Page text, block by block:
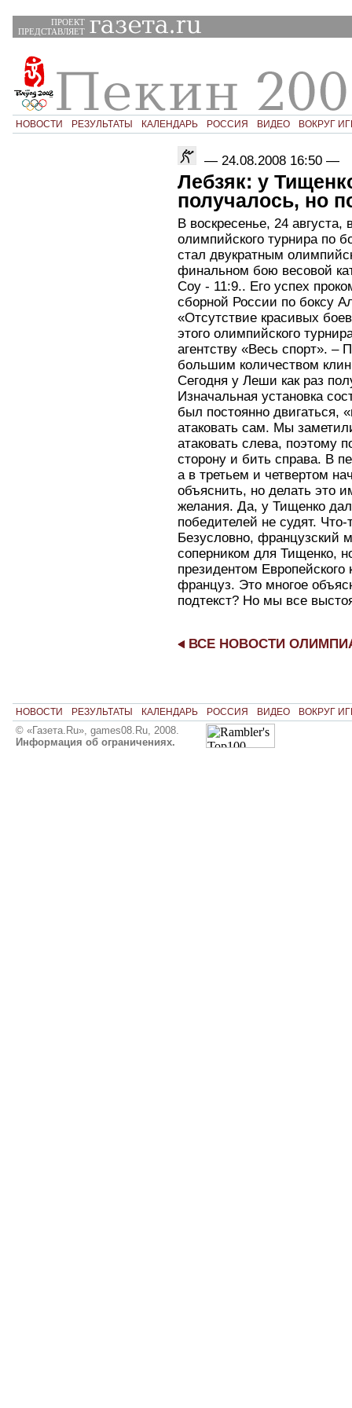
ПРОЕКТ
ПРЕДСТАВЛЯЕТ
НОВОСТИ РЕЗУЛЬТАТЫ КАЛЕНДАРЬ РОССИЯ ВИДЕО ВОКРУГ
— 24.08.2008 16:50 —
Лебзяк: у
получалось, но
В воскресенье, 24
олимпийского турнира по
стал двукратным
финальном бою весовой
Соу - 11:9.. Его успех
сборной России по боксу
«Отсутствие красивых
этого олимпийского
агентству «Весь спорт». –
большим количеством
Сегодня у Леши как раз
Изначальная установка
был постоянно двигаться,
атаковать сам. Мы
атаковать слева, поэтому
сторону и бить справа. В
а в третьем и четвертом
объяснить, но делать это
желания. Да, у Тищенко
победителей не судят. Что-
Безусловно, французский
соперником для Тищенко,
президентом
француз. Это многое
подтекст? Но мы все
ВСЕ НОВОСТИ
НОВОСТИ РЕЗУЛЬТАТЫ КАЛЕНДАРЬ РОССИЯ ВИДЕО ВОКРУГ
© «Газета.Ru», games08.Ru, 2008.
Информация об ограничениях.